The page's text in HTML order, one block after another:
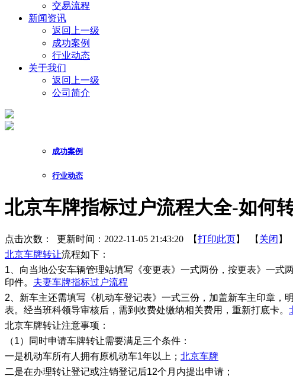
交易流程
新闻资讯
返回上一级
成功案例
行业动态
关于我们
返回上一级
公司简介
成功案例
行业动态
北京车牌指标过户流程大全-如何
点击次数： 更新时间：2022-11-05 21:43:20 【打印此页】 【 关闭 】
北京车牌转让流程如下：
1、向当地公安车辆管理站填写《变更表》一式两份，按更表》一
印件。 夫妻车牌指标过户流程
2、新车主还需填写《机动车登记表》一式三份，加盖新车主印章
表。经当班科领导审核后，需到收费处缴纳相关费用，重新打底卡。
北京车牌转让注意事项：
（1）同时申请车牌转让需要满足三个条件：
一是机动车所有人拥有原机动车1年以上； 北京车牌
二是在办理转让登记或注销登记后12个月内提出申请；